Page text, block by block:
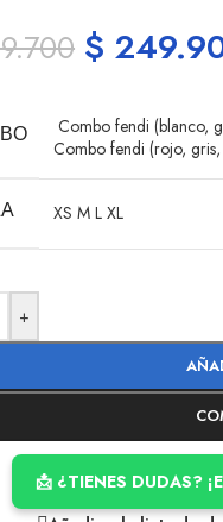
$
Combo fendi (blanco,
Combo fendi (rojo,
XSMLXL
+
📩 ¿TIENES DUDAS?